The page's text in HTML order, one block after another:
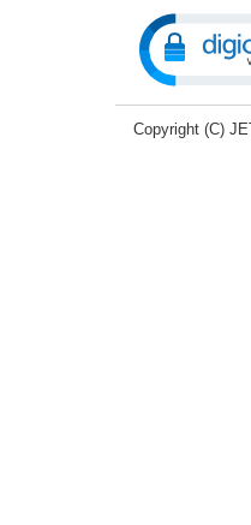
Copyright (C)